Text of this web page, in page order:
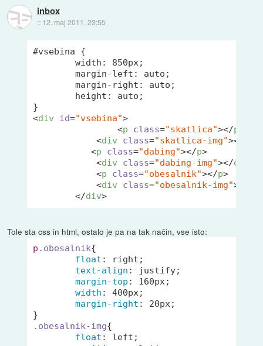
inbox
:: 12. maj 2011, 23:55
#vsebina {
	width: 850px;
	margin-left: auto;
	margin-right: auto;
<div id="vsebina">
<p class="skatlica"></p
<div class="skatlica-img"></
<p class="dabing"></p>
<div class="dabing-img"></div
<p class="obesalnik"></p>
<div class="obesalnik-img">
</div>
Tole sta css in html, ostalo je pa na tak način, vse isto:
p .obesalnik{
float : right;
text-align : justify;
margin-top : 160px;
width : 400px;
margin-right : 20px;
.obesalnik-img{
float : left;